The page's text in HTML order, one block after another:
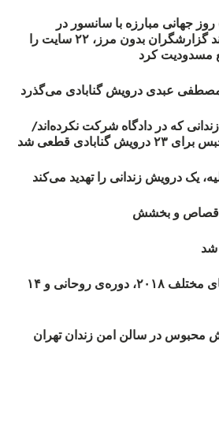
اسفند) روز جهانی مبارزه با سانسور در
اینترنت: #آزادی هم‌آیند گزارشگران‌ بدون مرز، ۲۲ سایت را
مسدودیت کرد
عبدی درویش گنابادی می‌گذرد
درویش زندانی که در دادگاه شرکت نکرده‌اند/
یک درویش زندانی را تهدید می‌کند
شد
روند اعدام‌ها در ماه‌های مختلف ۲۰۱۸، دوره‌ی روحانی و ۱۴
محبوس در سالن امن زندان تهران